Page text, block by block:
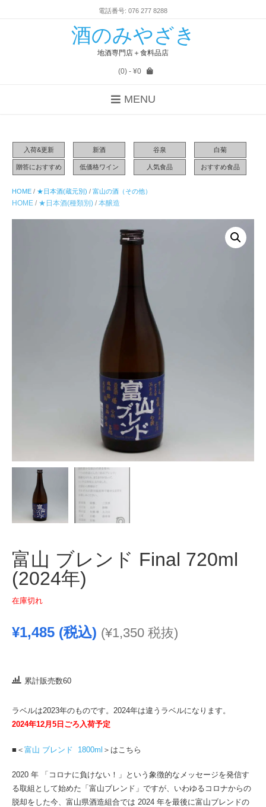
電話番号: 076 277 8288
酒のみやざき
地酒専門店＋食料品店
(0)- ¥0
MENU
入荷&更新 新酒 谷泉 白菊
贈答におすすめ 低価格ワイン 人気食品 おすすめ食品
HOME / ★日本酒(蔵元別) / 富山の酒（その他）
HOME / ★日本酒(種類別) / 本醸造
富山 ブレンド Final 720ml
(2024年)
在庫切れ
¥1,485 (税込) (¥1,350 税抜)
累計販売数60
ラベルは2023年のものです。2024年は違うラベルになります。
2024年12月5日ごろ入荷予定
■＜ 富山 ブレンド 1800ml ＞はこちら
2020 年 「コロナに負けない！」という象徴的なメッセージを発信す
る取組として始めた「富山ブレンド」ですが、いわゆるコロナからの
脱却をした今、富山県酒造組合では 2024 年を最後に富山ブレンドの